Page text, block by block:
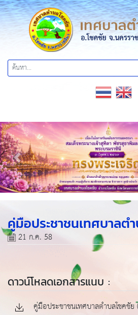
Previous
คู่มือประชาชนเทศบาลต
21 ก.ค. 58
ดาวน์โหลดเอกสารแนบ :
คู่มือประชาชนเทศบาลตำบลโชคชั